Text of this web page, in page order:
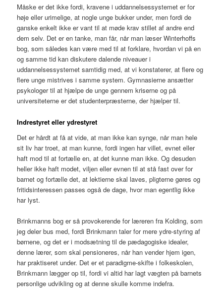
Måske er det ikke fordi, kravene i uddannelsessystemet er for
høje eller urimelige, at nogle unge bukker under, men fordi de
ganske enkelt ikke er vant til at møde krav stillet af andre end
dem selv. Det er en tanke, man får, når man læser Winterhoffs
bog, som således kan være med til at forklare, hvordan vi på en
og samme tid kan diskutere dalende niveauer i
uddannelsessystemet samtidig med, at vi konstaterer, at flere og
flere unge mistrives i samme system. Gymnasierne ansætter
psykologer til at hjælpe de unge gennem kriserne og på
universiteterne er det studenterpræsterne, der hjælper til.
Indrestyret eller ydrestyret
Det er hårdt at få at vide, at man ikke kan synge, når man hele
sit liv har troet, at man kunne, fordi ingen har villet, evnet eller
haft mod til at fortælle en, at det kunne man ikke. Og desuden
heller ikke haft modet, viljen eller evnen til at stå fast over for
barnet og fortælle det, at lektierne skal laves, pligterne gøres og
fritidsinteressen passes også de dage, hvor man egentlig ikke
har lyst.
Brinkmanns bog er så provokerende for læreren fra Kolding, som
jeg deler bus med, fordi Brinkmann taler for mere ydre-styring af
børnene, og det er i modsætning til de pædagogiske idealer,
denne lærer, som skal pensioneres, når han vender hjem igen,
har praktiseret under. Det er et paradigme-skifte i folkeskolen,
Brinkmann lægger op til, fordi vi altid har lagt vægten på barnets
personlige udvikling og at denne skulle komme indefra.